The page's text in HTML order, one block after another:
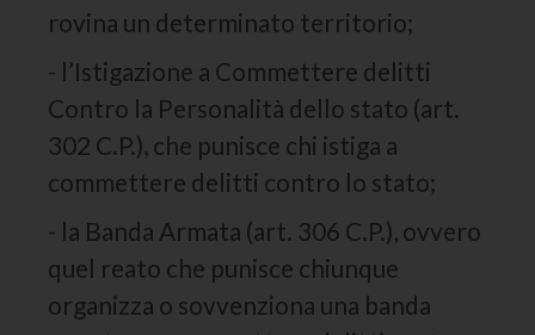
rovina un determinato territorio;
- l’Istigazione a Commettere delitti
Contro la Personalità dello stato (art.
302 C.P.), che punisce chi istiga a
commettere delitti contro lo stato;
- la Banda Armata (art. 306 C.P.), ovvero
quel reato che punisce chiunque
organizza o sovvenziona una banda